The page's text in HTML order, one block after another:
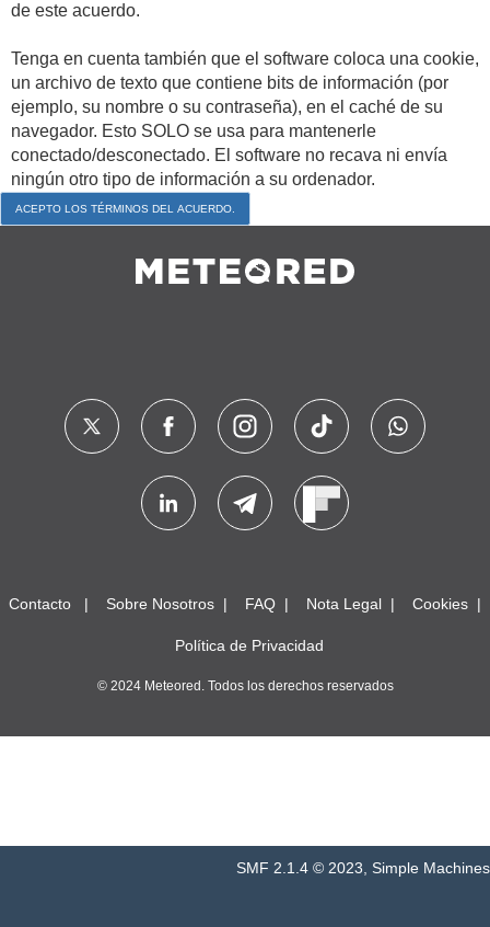
de este acuerdo.
Tenga en cuenta también que el software coloca una cookie,
un archivo de texto que contiene bits de información (por
ejemplo, su nombre o su contraseña), en el caché de su
navegador. Esto SOLO se usa para mantenerle
conectado/desconectado. El software no recava ni envía
ningún otro tipo de información a su ordenador.
Contacto Sobre Nosotros FAQ Nota Legal Cookies
Política de Privacidad
© 2024 Meteored. Todos los derechos reservados
SMF 2.1.4 © 2023 Simple Machines